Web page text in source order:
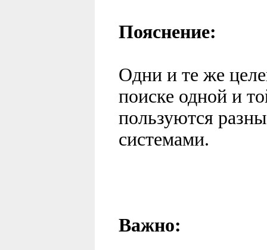
Пояснение:
Одни и те же
поиске одной и
пользуются
системами.
Важно: